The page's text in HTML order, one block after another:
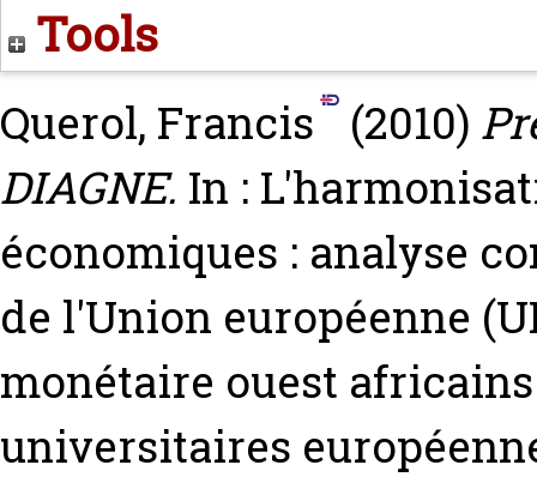
Tools
Querol, Francis (2010)
DIAGNE. In :
économiques : analyse
de l'Union européenne
monétaire ouest
universitaires